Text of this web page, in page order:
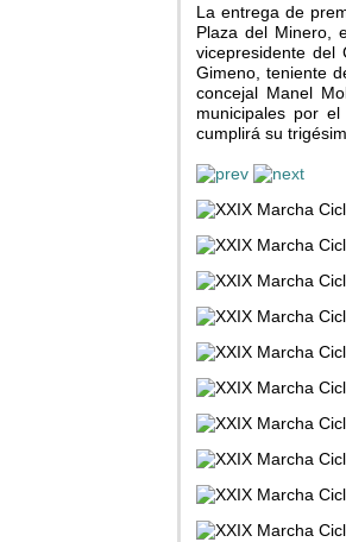
La entrega de
Plaza del Minero,
vicepresidente
Gimeno, teniente
concejal Manel
municipales por
cumplirá su